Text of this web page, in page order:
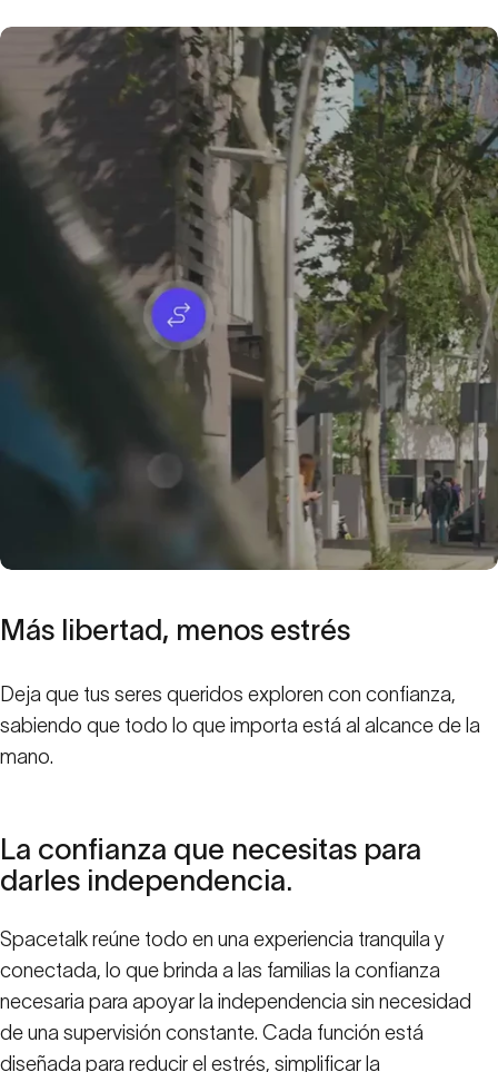
Más libertad, menos estrés
Deja que tus seres queridos exploren con confianza,
sabiendo que todo lo que importa está al alcance de la
mano.
La confianza que necesitas para
darles independencia.
Spacetalk reúne todo en una experiencia tranquila y
conectada, lo que brinda a las familias la confianza
necesaria para apoyar la independencia sin necesidad
de una supervisión constante. Cada función está
diseñada para reducir el estrés, simplificar la